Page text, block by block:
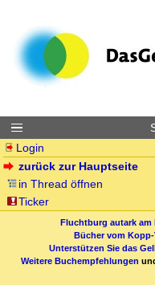
Login
zurück zur Hauptseite
in Thread öffnen
Ticker
Fluchtburg autark am
Bücher vom
Unterstützen Sie das
Weitere Buchempfehlungen